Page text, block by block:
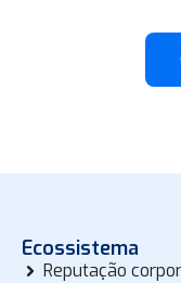
Ecossistema
Reputação